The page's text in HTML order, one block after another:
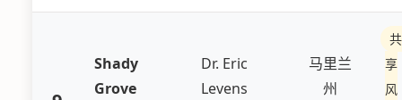
Shady
Grove
Dr. Eric
Levens
马里兰
州
共
享
风